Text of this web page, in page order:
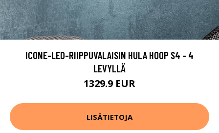
ICONE-LED-RIIPPUVALAISIN HULA HOOP S4 - 4
LEVYLLÄ
1329.9 EUR
LISÄTIETOJA